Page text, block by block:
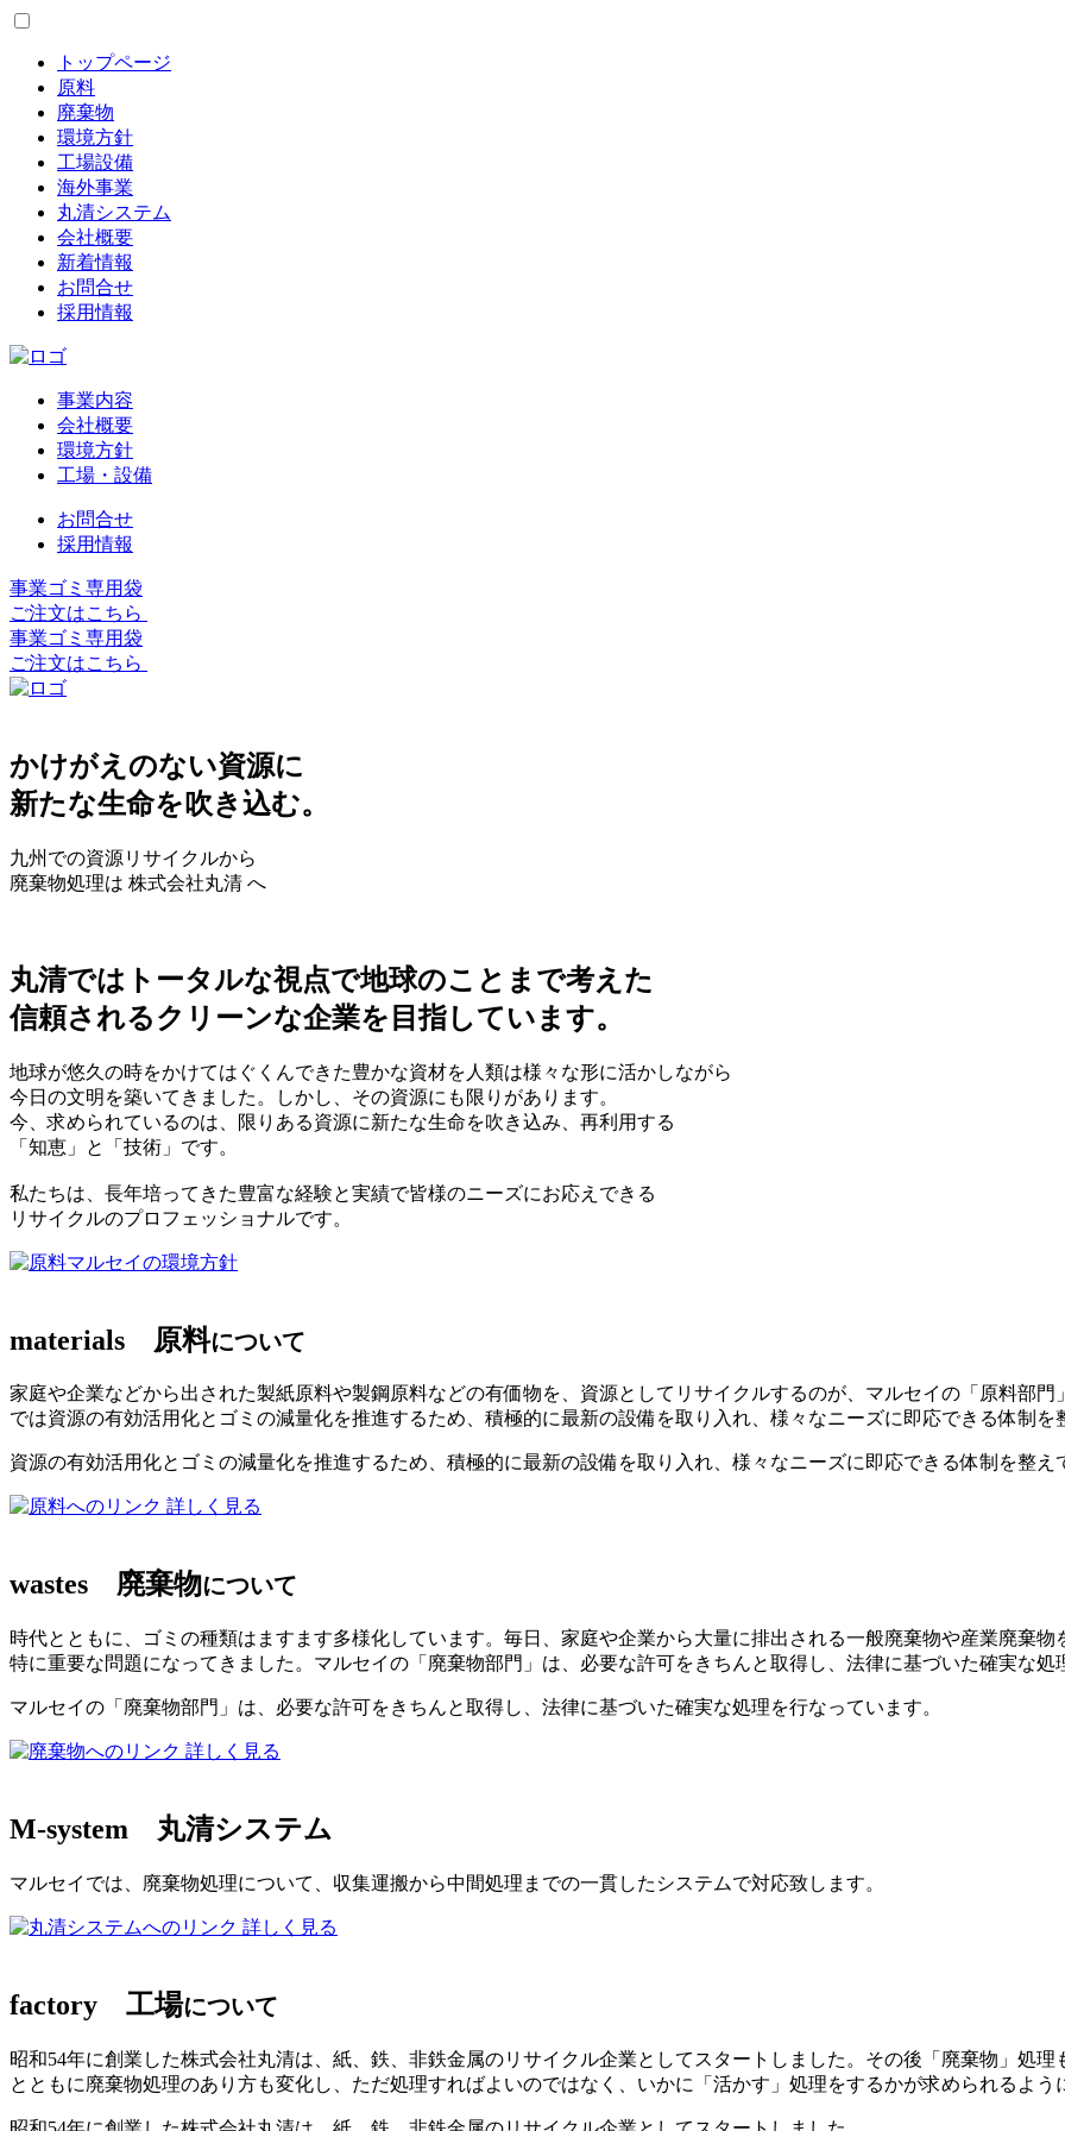
トップページ
原料
廃棄物
環境方針
工場設備
海外事業
丸清システム
会社概要
新着情報
お問合せ
採用情報
事業内容
会社概要
環境方針
工場・設備
お問合せ
採用情報
事業ゴミ専用袋
ご注文はこちら
事業ゴミ専用袋
ご注文はこちら
かけがえのない資源に
新たな生命を吹き込む。
九州での資源リサイクルから
廃棄物処理は 株式会社丸清 へ
丸清ではトータルな視点で地球のことまで考えた
信頼されるクリーンな企業を目指しています。
地球が悠久の時をかけてはぐくんできた豊かな資材を人類は様々な形に活かしながら
今日の文明を築いてきました。しかし、その資源にも限りがあります。
今、求められているのは、限りある資源に新たな生命を吹き込み、再利用する
「知恵」と「技術」です。
私たちは、長年培ってきた豊富な経験と実績で皆様のニーズにお応えできる
リサイクルのプロフェッショナルです。
マルセイの環境方針
materials 原料について
家庭や企業などから出された製紙原料や製鋼原料などの有価物を、資源としてリサイクルするのが、マルセイの「原料部
では資源の有効活用化とゴミの減量化を推進するため、積極的に最新の設備を取り入れ、様々なニーズに即応できる体制を
資源の有効活用化とゴミの減量化を推進するため、積極的に最新の設備を取り入れ、様々なニーズに即応できる体制を整え
詳しく見る
wastes 廃棄物について
時代とともに、ゴミの種類はますます多様化しています。毎日、家庭や企業から大量に排出される一般廃棄物や産業廃棄物
特に重要な問題になってきました。マルセイの「廃棄物部門」は、必要な許可をきちんと取得し、法律に基づいた確実な処
マルセイの「廃棄物部門」は、必要な許可をきちんと取得し、法律に基づいた確実な処理を行なっています。
詳しく見る
M-system 丸清システム
マルセイでは、廃棄物処理について、収集運搬から中間処理までの一貫したシステムで対応致します。
詳しく見る
factory 工場について
昭和54年に創業した株式会社丸清は、紙、鉄、非鉄金属のリサイクル企業としてスタートしました。その後「廃棄物」処
とともに廃棄物処理のあり方も変化し、ただ処理すればよいのではなく、いかに「活かす」処理をするかが求められるよう